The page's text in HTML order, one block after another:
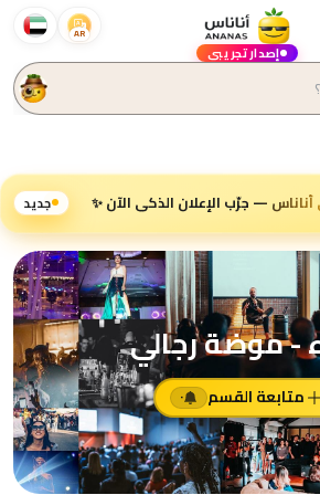
AR
إصدار تجريبي
— جرّب الإعلان الذكي الآن ✨ جديد
- موضة رجالي
متابعة القسم ٠